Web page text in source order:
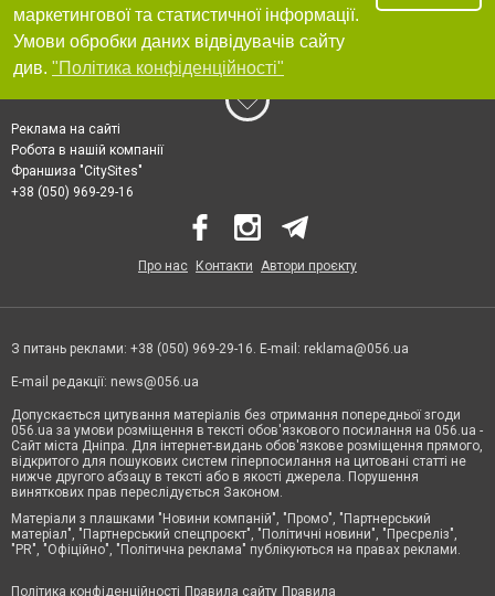
маркетингової та статистичної інформації.
Умови обробки даних відвідувачів сайту
див. "Політика конфіденційності"
Реклама на сайті
Робота в нашій компанії
Франшиза "CitySites"
+38 (050) 969-29-16
Про нас Контакти Автори проєкту
З питань реклами: +38 (050) 969-29-16. E-mail: reklama@056.ua
E-mail редакції: news@056.ua
Допускається цитування матеріалів без отримання попередньої згоди
056.ua за умови розміщення в тексті обов'язкового посилання на 056.ua -
Сайт міста Дніпра. Для інтернет-видань обов'язкове розміщення прямого,
відкритого для пошукових систем гіперпосилання на цитовані статті не
нижче другого абзацу в тексті або в якості джерела. Порушення
виняткових прав переслідується Законом.
Матеріали з плашками "Новини компаній", "Промо", "Партнерський
матеріал", "Партнерський спецпроєкт", "Політичні новини", "Пресреліз",
"PR", "Офіційно", "Політична реклама" публікуються на правах реклами.
Політика конфіденційності Правила сайту Правила